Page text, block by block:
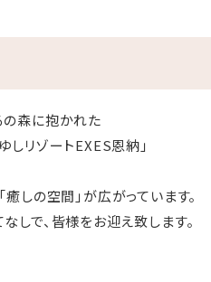
の森に抱かれた
しリゾートEXES恩納」
しの空間」が広がっています。
しで、皆様をお迎え致します。